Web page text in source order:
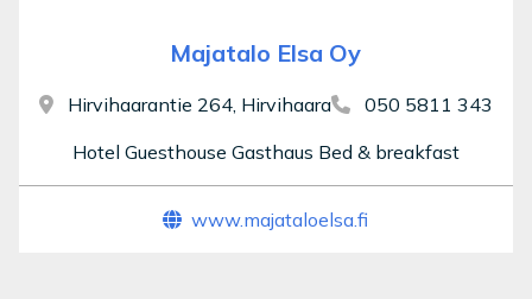
Majatalo Elsa Oy
Hirvihaarantie 264, Hirvihaara
050 5811 343
Hotel Guesthouse Gasthaus Bed & breakfast
www.majataloelsa.fi